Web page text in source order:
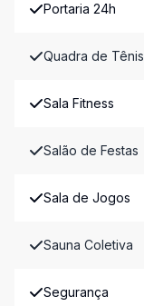
Portaria 24h
Quadra de Tênis
Sala Fitness
Salão de Festas
Sala de Jogos
Sauna Coletiva
Segurança